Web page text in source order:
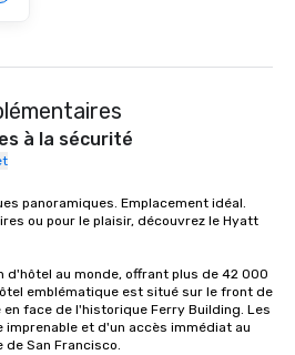
à la sécurité
panoramiques. Emplacement idéal.
ou pour le plaisir, découvrez le Hyatt
d'hôtel au monde, offrant plus de 42 000
emblématique est situé sur le front de
face de l'historique Ferry Building. Les
et d'un accès immédiat au
San Francisco.